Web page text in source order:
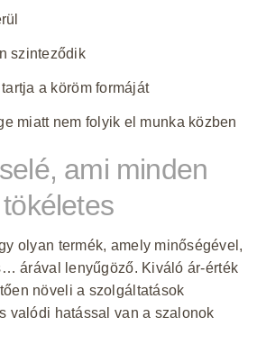
szinteződik
a köröm formáját
miatt nem folyik el munka közben
ami minden
olyan termék, amely minőségével,
árával lenyűgöző. Kiváló ár-érték
növeli a szolgáltatások
valódi hatással van a szalonok